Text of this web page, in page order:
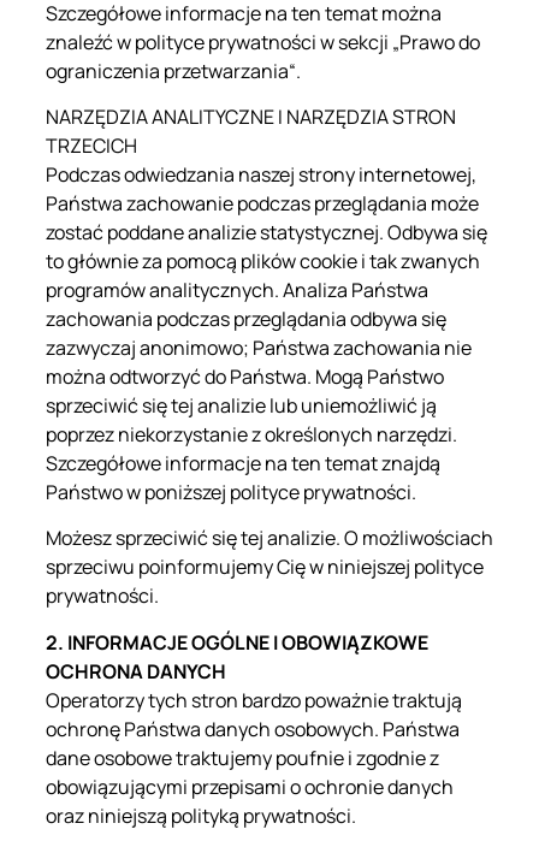
Szczegółowe informacje na ten temat można
znaleźć w polityce prywatności w sekcji „Prawo do
ograniczenia przetwarzania“.
NARZĘDZIA ANALITYCZNE I NARZĘDZIA STRON
TRZECICH
Podczas odwiedzania naszej strony internetowej,
Państwa zachowanie podczas przeglądania może
zostać poddane analizie statystycznej. Odbywa się
to głównie za pomocą plików cookie i tak zwanych
programów analitycznych. Analiza Państwa
zachowania podczas przeglądania odbywa się
zazwyczaj anonimowo; Państwa zachowania nie
można odtworzyć do Państwa. Mogą Państwo
sprzeciwić się tej analizie lub uniemożliwić ją
poprzez niekorzystanie z określonych narzędzi.
Szczegółowe informacje na ten temat znajdą
Państwo w poniższej polityce prywatności.
Możesz sprzeciwić się tej analizie. O możliwościach
sprzeciwu poinformujemy Cię w niniejszej polityce
prywatności.
2. INFORMACJE OGÓLNE I OBOWIĄZKOWE
OCHRONA DANYCH
Operatorzy tych stron bardzo poważnie traktują
ochronę Państwa danych osobowych. Państwa
dane osobowe traktujemy poufnie i zgodnie z
obowiązującymi przepisami o ochronie danych
oraz niniejszą polityką prywatności.